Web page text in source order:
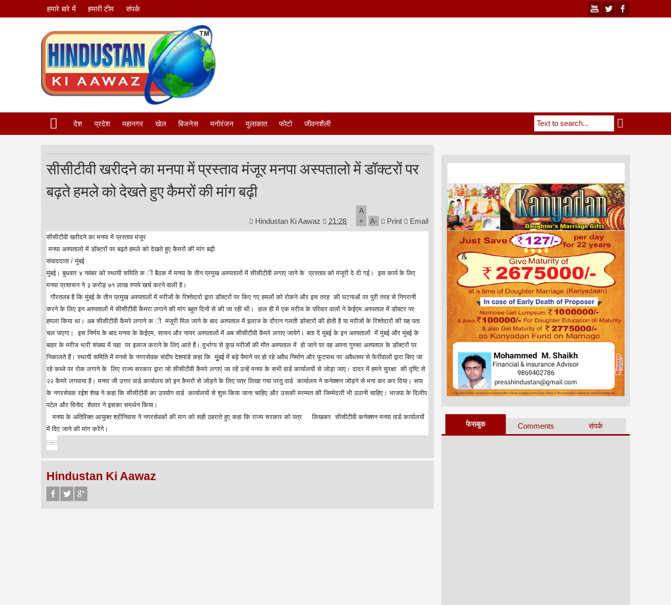
हमारे बारे में हमारी टीम संपर्क
देश प्रदेश महानगर खेल बिजनेस मनोरंजन मुलाकात फोटो जीवनशैली
सीसीटीवी खरीदने का मनपा में प्रस्ताव मंजूर मनपा अस्पतालो में डॉक्टरों पर
बढ़ते हमले को देखते हुए कैमरों की मांग बढ़ी
Hindustan Ki Aawaz 21:28
A
+
A- Print Email
सीसीटीवी खरीदने का मनपा में प्रस्ताव मंजूर
मनपा अस्पतालो में डॉक्टरों पर बढ़ते हमले को देखते हुए कैमरों की मांग बढ़ी
संवाददाता / मुंबई
मुंबई। बुधवार ४ नवंबर को स्थायी समिति क ी बैठक में मनपा के तीन प्रमुख अस्पतालों में सीसीटीवी लगाए जाने के प्रस्ताव को मंजूरी दे दी गई। इस कार्य के लिए
मनपा प्रशासन ने ३ करोड़ ७१ लाख रुपये खर्च करने वाली है।
गौरतलब है कि मुंबई के तीन प्रमुख अस्पतालों में मरीजों के रिश्तेदारो द्वारा डॉक्टरों पर किए गए हमलों को रोकने और इस तरह की घटनाओं पर पुरी तरह से निगरानी
करने के लिए इन अस्पतालों में सीसीटीवी कैमरा लगाने की मांग बहुत दिनों से की जा रही थी। हाल ही में एक मरीज के परिवार वालों ने केईएम अस्पताल में डॉक्टर पर
हमला किया था। अब सीसीटीवी कैमरे लगाने क ी मंजूरी मिल जाने के बाद अस्पताल में इलाज के दौरान गलती डॉक्टरों की होती है या मरीजों के रिश्तेदारों की यह पता
चल पाएगा। इस निर्णय के बाद मनपा के केईएम, सायन और नायर अस्पतालों में अब सीसीटीवी कैमरे लगाए जायेगे। बता दें मुंबई के इन अस्पतालों में मुंबई और मुंबई के
बाहर के मरीज भारी संख्या में यहा पर इलाज कराने के लिए आते हैं। दुर्भाग्य से कुछ मरीजों की मौत अस्पताल में हो जाने पर वह अपना गुस्सा अस्पताल के डॉक्टरों पर
निकालते हैं। स्थायी समिति में मनसे के नगरसेवक संदीप देशपांडे कहा कि मुुंबई में बड़े पैमाने पर हो रहे अवैध निर्माण और फूटपाथ पर अवैधरूप से फेरीवालों द्वारा किए जा
रहे कब्जे पर रोक लगाने के लिए राज्य सरकार द्वारा जो सीसीटीवी कैमरे लगाएं जा रहें उन्हें मनपा के सभी वार्ड कार्यालयों से जोड़ा जाए। दादर में हमने सुरक्षा की दृष्टि से
२२ कैमरे लगवाया है। मनपा जी उत्तर वार्ड कार्यालय को इन कैमरों से जोड़ने के लिए पत्र लिखा गया परंतु वार्ड कार्यालय ने कनेक्शन जोड़ने से मना कर कर दिया। सपा
के नगरसेवक रईश शेख ने कहा कि सीसीटीवी का उपयोग वार्ड कार्यालयों से शुरू किया जाना चाहिए और उसकी मरम्मत की जिम्मेदारी भी उठानी चाहिए। भाजपा के दिलीप
पटेल और विनोद शेलार ने इसका समर्थन किया।
मनपा के अतिरिक्त आयुक्त श्रीनिवास ने नगरसेवकों की माग को सही ठहराते हुए कहा कि राज्य सरकार को पत्र लिखकर सीसीटीवी कनेक्शन मनपा वार्ड कार्यालयों
में दिए जाने की मांग करेंगे।
Hindustan Ki Aawaz
फेसबुक Comments संपर्क